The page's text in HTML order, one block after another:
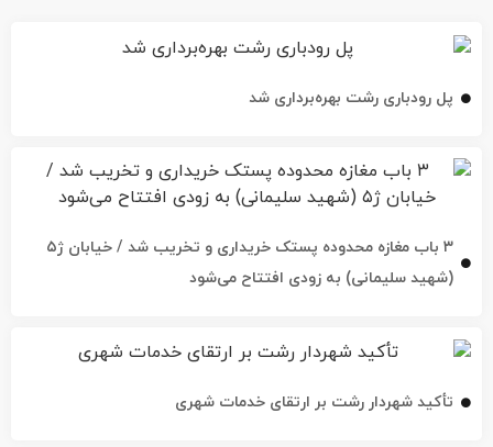
پل رودباری رشت بهره‌برداری شد
۳ باب مغازه محدوده پستک خریداری و تخریب شد / خیابان ژ۵
(شهید سلیمانی) به زودی افتتاح می‌شود
تأکید شهردار رشت بر ارتقای خدمات شهری